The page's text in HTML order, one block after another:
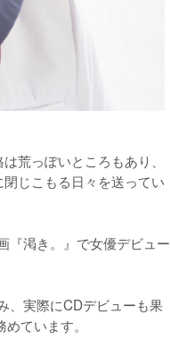
荒っぽいところもあり、
じこもる日々を送ってい
『渇き。』で女優デビュー
、実際にCDデビューも果
ています。